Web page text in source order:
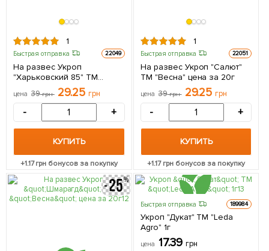
1
Быстрая отправка 22049
На развес Укроп
"Харьковский 85" ТМ
"Весна" цена за 20г
цена 39грн 29.25 грн
- +
КУПИТЬ
+1.17грн бонусов за покупку
1
Быстрая отправка 22051
На развес Укроп "Салют"
ТМ "Весна" цена за 20г
цена 39грн 29.25 грн
- +
КУПИТЬ
+1.17грн бонусов за покупку
Быстрая отправка 189984
Укроп "Дукат" ТМ "Leda
Agro" 1г
цена 17.39 грн